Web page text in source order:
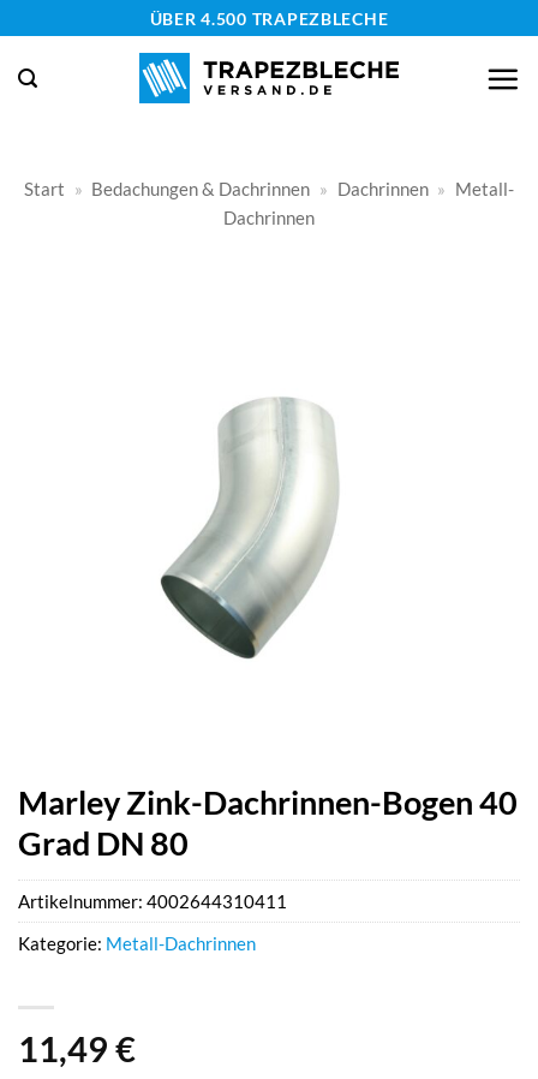
springen
ÜBER 4.500 TRAPEZBLECHE
Start » Bedachungen & Dachrinnen » Dachrinnen » Metall-
Dachrinnen
Marley Zink-Dachrinnen-Bogen 40
Grad DN 80
11,49 €
Artikelnummer: 4002644310411
Kategorie: Metall-Dachrinnen